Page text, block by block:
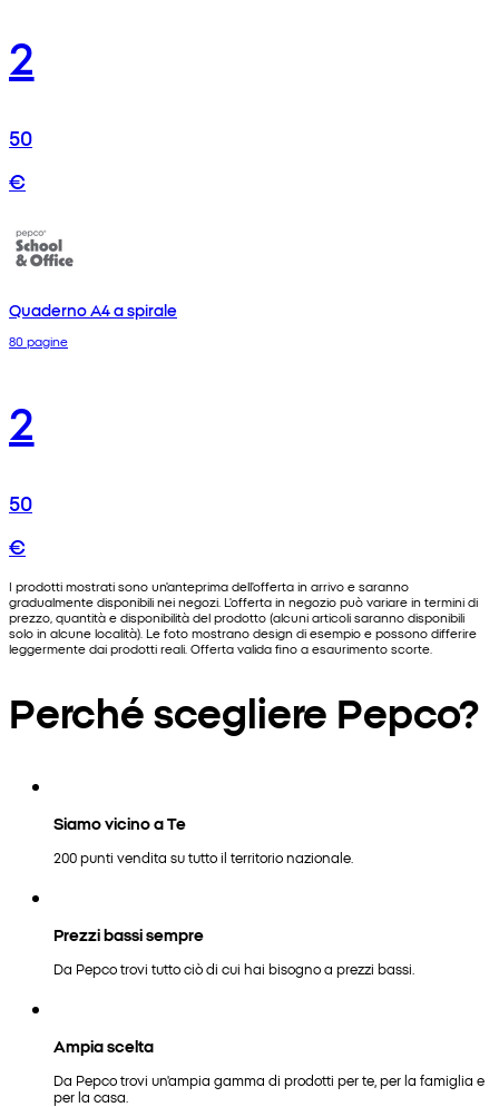
2
50
€
Quaderno A4 a spirale
80 pagine
2
50
€
I prodotti mostrati sono un'anteprima dell'offerta in arrivo e saranno
gradualmente disponibili nei negozi. L'offerta in negozio può variare in termini di
prezzo, quantità e disponibilità del prodotto (alcuni articoli saranno disponibili
solo in alcune località). Le foto mostrano design di esempio e possono differire
leggermente dai prodotti reali. Offerta valida fino a esaurimento scorte.
Perché scegliere Pepco?
Siamo vicino a Te
200 punti vendita su tutto il territorio nazionale.
Prezzi bassi sempre
Da Pepco trovi tutto ciò di cui hai bisogno a prezzi bassi.
Ampia scelta
Da Pepco trovi un'ampia gamma di prodotti per te, per la famiglia e
per la casa.